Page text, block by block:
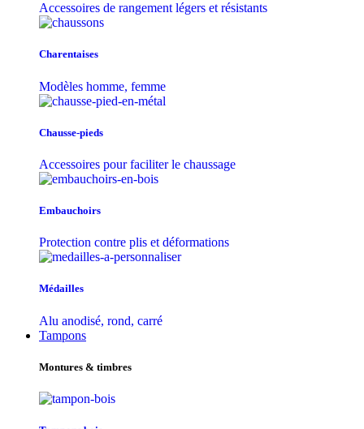
Accessoires de rangement légers et résistants
Charentaises
Modèles homme, femme
Chausse-pieds
Accessoires pour faciliter le chaussage
Embauchoirs
Protection contre plis et déformations
Médailles
Alu anodisé, rond, carré
Tampons
Montures & timbres